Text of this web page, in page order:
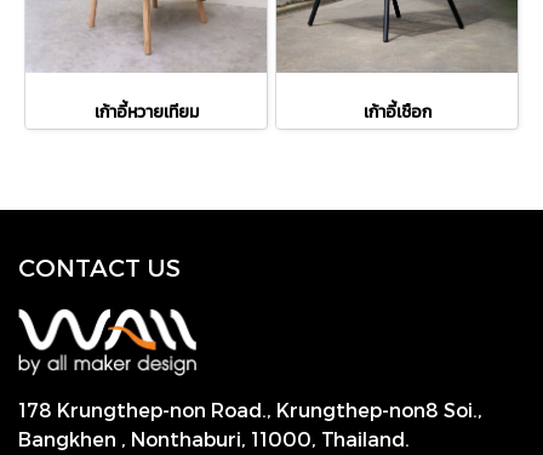
เก้าอี้หวายเทียม เก้าอี้เชือก
CONTACT US
178 Krungthep-non Road., Krungthep-non8 Soi.,
Bangkhen , Nonthaburi, 11000, Thailand.